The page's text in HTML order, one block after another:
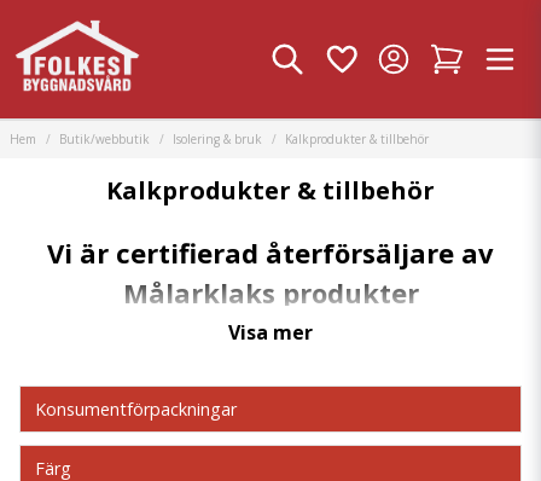
Hem Butik/webbutik Isolering & bruk Kalkprodukter & tillbehör
Kalkprodukter & tillbehör
Vi är certifierad återförsäljare av
Målarklaks produkter
Vi har både konsumentförpackningar och säckar i lager.
Visa mer
Konsumentförpackningar
Färg